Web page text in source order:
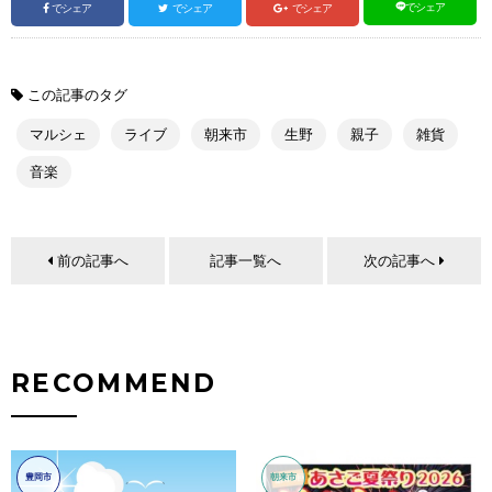
でシェア でシェア でシェア でシェア
この記事のタグ
マルシェ ライブ 朝来市 生野 親子 雑貨
音楽
前の記事へ 記事一覧へ 次の記事へ
RECOMMEND
豊岡市 朝来市